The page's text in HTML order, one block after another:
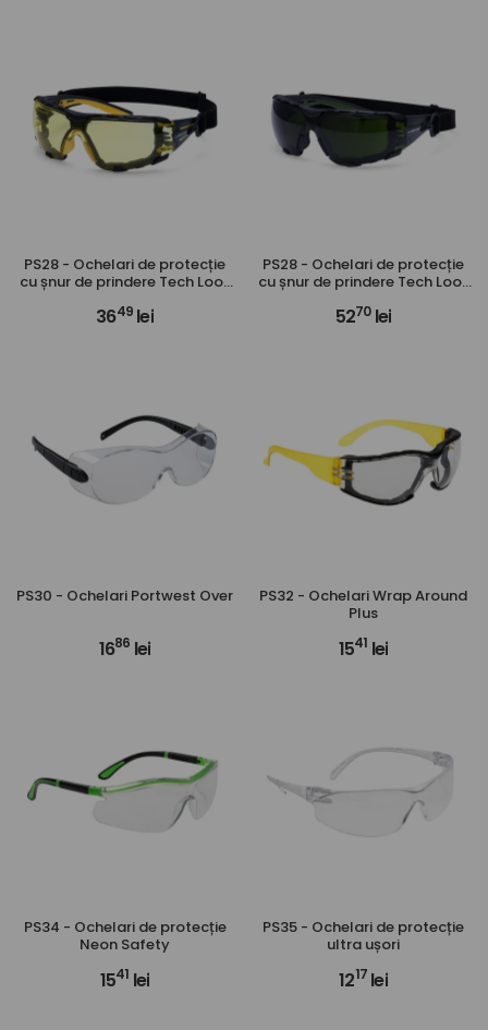
PS28 - Ochelari de protecție
cu șnur de prindere Tech Look
3649 lei
PS28 - Ochelari de protecție
cu șnur de prindere Tech Look
5270lei
PS30 - Ochelari Portwest Over
1686 lei
PS32 - Ochelari Wrap Around
Plus
1541 lei
PS34 - Ochelari de protecție
Neon Safety
1541 lei
PS35 - Ochelari de protecție
ultra ușori
1217 lei